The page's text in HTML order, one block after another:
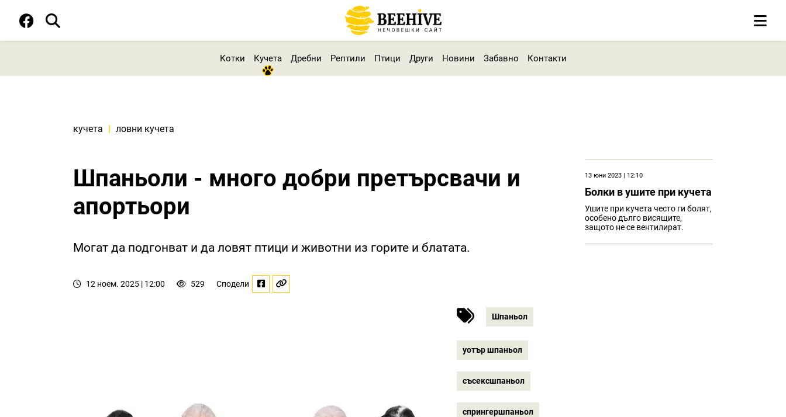
Котки Кучета Дребни Рептили Птици Други Новини Забавно Контакти
кучета | ловни кучета
Шпаньоли - много добри претърсвачи и
апортьори
Могат да подгонват и да ловят птици и животни из горите и блатата.
12 ноем. 2025 | 12:00 529 Сподели
Шпаньол
уотър шпаньол
съсексшпаньол
спрингершпаньол
13 юни 2023 | 12:10
Болки в ушите при кучета
Ушите при кучета често ги болят,
особено дълго висящите,
защото не се вентилират.